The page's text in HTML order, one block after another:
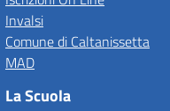
Invalsi
Comune di Caltanissetta
MAD
La Scuola